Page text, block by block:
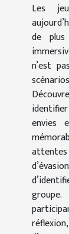
Les
de
n’est
envies